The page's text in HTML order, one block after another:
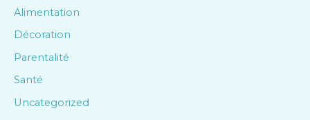
Alimentation
Décoration
Parentalité
Santé
Uncategorized